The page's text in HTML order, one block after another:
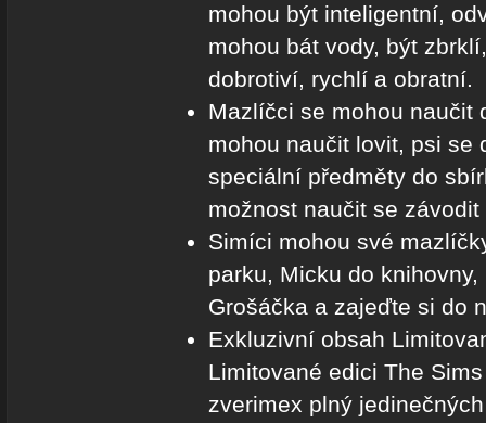
mohou být inteligentní,
mohou bát vody, být
dobrotiví, rychlí a obratní.
Mazlíčci se mohou naučit
mohou naučit lovit, psi se
speciální předměty do
možnost naučit se
Simíci mohou své
parku, Micku do
Grošáčka a zajeďte si do
Exkluzivní obsah
Limitované edici The
zverimex plný